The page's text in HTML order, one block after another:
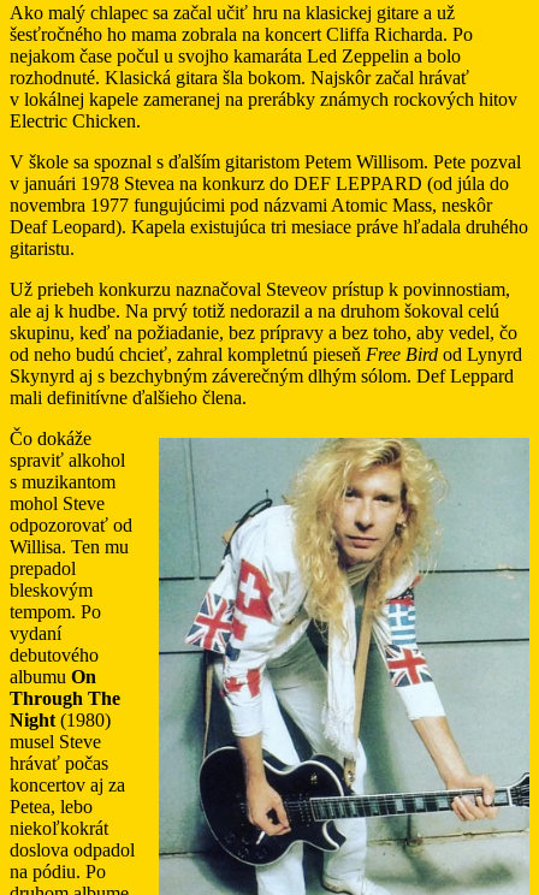
Ako malý chlapec sa začal učiť hru na klasickej gitare a už
šesťročného ho mama zobrala na koncert Cliffa Richarda. Po
nejakom čase počul u svojho kamaráta Led Zeppelin a bolo
rozhodnuté. Klasická gitara šla bokom. Najskôr začal hrávať
v lokálnej kapele zameranej na prerábky známych rockových hitov
Electric Chicken.
V škole sa spoznal s ďalším gitaristom Petem Willisom. Pete pozval
v januári 1978 Stevea na konkurz do DEF LEPPARD (od júla do
novembra 1977 fungujúcimi pod názvami Atomic Mass, neskôr
Deaf Leopard). Kapela existujúca tri mesiace práve hľadala druhého
gitaristu.
Už priebeh konkurzu naznačoval Steveov prístup k povinnostiam,
ale aj k hudbe. Na prvý totiž nedorazil a na druhom šokoval celú
skupinu, keď na požiadanie, bez prípravy a bez toho, aby vedel, čo
od neho budú chcieť, zahral kompletnú pieseň Free Bird od Lynyrd
Skynyrd aj s bezchybným záverečným dlhým sólom. Def Leppard
mali definitívne ďalšieho člena.
Čo dokáže
spraviť alkohol
s muzikantom
mohol Steve
odpozorovať od
Willisa. Ten mu
prepadol
bleskovým
tempom. Po
vydaní
debutového
albumu On
Through The
Night (1980)
musel Steve
hrávať počas
koncertov aj za
Petea, lebo
niekoľkokrát
doslova odpadol
na pódiu. Po